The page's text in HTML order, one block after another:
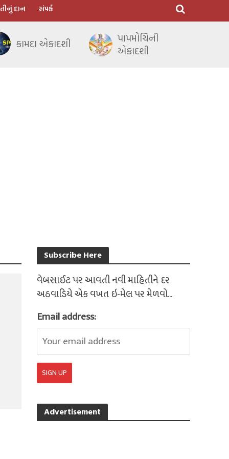
દાન સંપર્ક
કામદા એકાદશી
પાપમોચિની
એકાદશી
Subscribe Here
વેબસાઈટ પર આવતી નવી માહિતીને દર
અઠવાડિયે એક વખત ઇ-મેલ પર મેળવો...
Email address:
Advertisement